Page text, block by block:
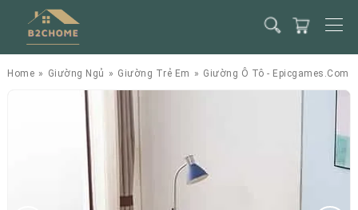
Home » Giường Ngủ » Giường Trẻ Em » Giường Ô Tô - Epicgames.com